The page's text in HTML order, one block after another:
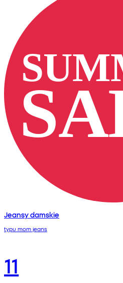
Jeansy damskie
typu mom jeans
11